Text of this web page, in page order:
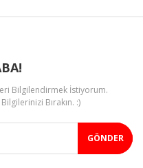
Bilgilendirmek İstiyorum.
Bırakın. :)
GÖNDER